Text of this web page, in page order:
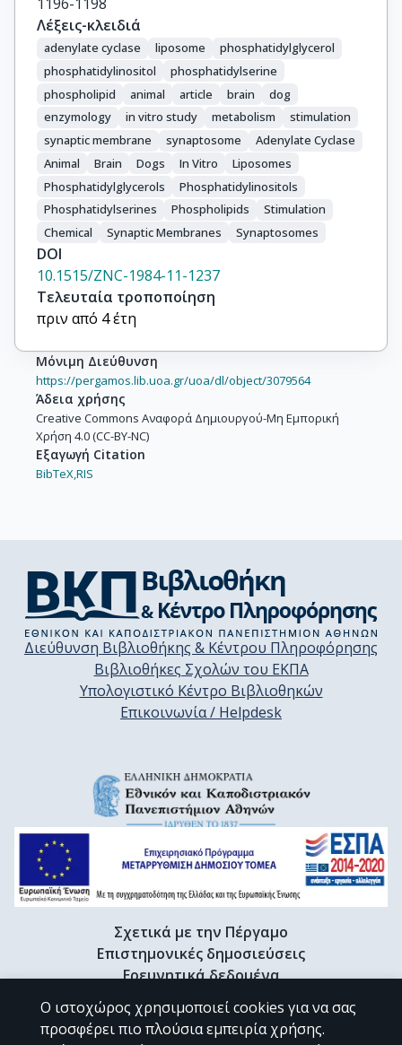
Λέξεις-κλειδιά
adenylate cyclase liposome
phosphatidylglycerol
phosphatidylinositol
phosphatidylserine
phospholipid
animal article brain
dog
enzymology
in vitro study metabolism
stimulation
synaptic membrane
synaptosome
Adenylate Cyclase
Animal
Brain Dogs In Vitro
Liposomes
Phosphatidylglycerols
Phosphatidylinositols
Phosphatidylserines
Phospholipids
Stimulation
Chemical
Synaptic Membranes Synaptosomes
DOI
10.1515/ZNC-1984-11-1237
Τελευταία τροποποίηση
πριν από 4 έτη
Μόνιμη Διεύθυνση
https://pergamos.lib.uoa.gr/uoa/dl/object/3079564
Άδεια χρήσης
Creative Commons Αναφορά Δημιουργού-Μη Εμπορική
Χρήση 4.0 (CC-BY-NC)
Εξαγωγή Citation
BibTeX,RIS
Διεύθυνση Βιβλιοθήκης & Κέντρου Πληροφόρησης
Βιβλιοθήκες Σχολών του ΕΚΠΑ
Υπολογιστικό Κέντρο Βιβλιοθηκών
Επικοινωνία / Helpdesk
Σχετικά με την Πέργαμο
Επιστημονικές δημοσιεύσεις
Ερευνητικά δεδομένα
Διδακτορικές διατριβές & Γκρίζα βιβλιογραφία
Προφίλ Ερευνητή
Ο ιστοχώρος χρησιμοποιεί cookies για να σας
προσφέρει πιο πλούσια εμπειρία χρήσης.